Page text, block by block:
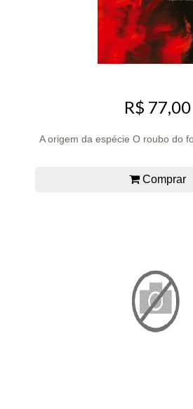
R$ 77,00
A origem da espécie O roubo do
Comprar